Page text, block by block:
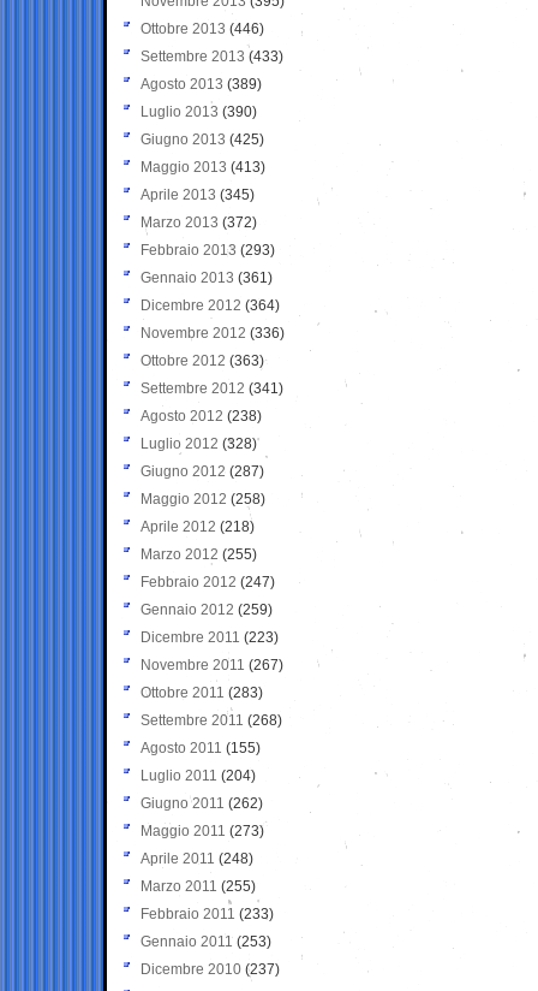
Ottobre 2013 (446)
Settembre 2013 (433)
Agosto 2013 (389)
Luglio 2013 (390)
Giugno 2013 (425)
Maggio 2013 (413)
Aprile 2013 (345)
Marzo 2013 (372)
Febbraio 2013 (293)
Gennaio 2013 (361)
Dicembre 2012 (364)
Novembre 2012 (336)
Ottobre 2012 (363)
Settembre 2012 (341)
Agosto 2012 (238)
Luglio 2012 (328)
Giugno 2012 (287)
Maggio 2012 (258)
Aprile 2012 (218)
Marzo 2012 (255)
Febbraio 2012 (247)
Gennaio 2012 (259)
Dicembre 2011 (223)
Novembre 2011 (267)
Ottobre 2011 (283)
Settembre 2011 (268)
Agosto 2011 (155)
Luglio 2011 (204)
Giugno 2011 (262)
Maggio 2011 (273)
Aprile 2011 (248)
Marzo 2011 (255)
Febbraio 2011 (233)
Gennaio 2011 (253)
Dicembre 2010 (237)